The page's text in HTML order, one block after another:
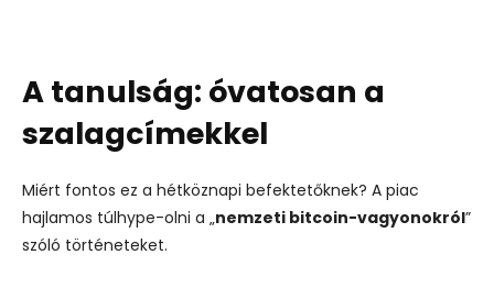
A tanulság: óvatosan a
szalagcímekkel
Miért fontos ez a hétköznapi befektetőknek? A piac
hajlamos túlhype-olni a „nemzeti bitcoin-vagyonokról”
szóló történeteket.